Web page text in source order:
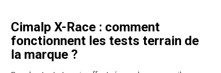
Cimalp X-Race : comment
fonctionnent les tests terrain de
la marque ?